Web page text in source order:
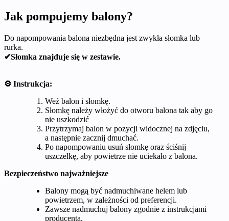
Jak pompujemy balony?
Do napompowania balona niezbędna jest zwykła słomka lub
rurka.
✔Słomka znajduje się w zestawie.
⚙️ Instrukcja:
Weź balon i słomkę.
Słomkę należy włożyć do otworu balona tak aby go
nie uszkodzić
Przytrzymaj balon w pozycji widocznej na zdjęciu,
a następnie zacznij dmuchać.
Po napompowaniu usuń słomkę oraz ściśnij
uszczelkę, aby powietrze nie uciekało z balona.
Bezpieczeństwo najważniejsze
Balony mogą być nadmuchiwane helem lub
powietrzem, w zależności od preferencji.
Zawsze nadmuchuj balony zgodnie z instrukcjami
producenta.